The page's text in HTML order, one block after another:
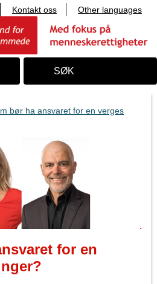
Kontakt oss Other languages
SØK
bør ha ansvaret for en verges
for en